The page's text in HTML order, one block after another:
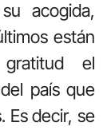
acogida,
están
el
país que
Es decir, se